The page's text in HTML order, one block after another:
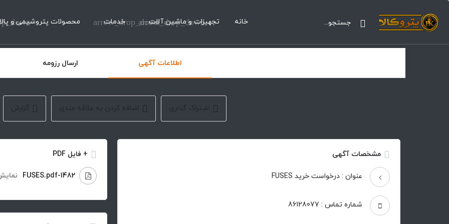
خانه تجهیزات و ماشین آلات
arrow_drop_down خدمات
arrow_drop_down محصولات پتروشیمی و
اطلاعات آگهی ارسال رزومه
اشتراک گذاری اضافه کردن به علاقه مندی گزارش
مشخصات آگهی
عنوان : درخواست خرید FUSES
شماره تماس : 86128077
+ فایل PDF
1482-FUSES.pdf